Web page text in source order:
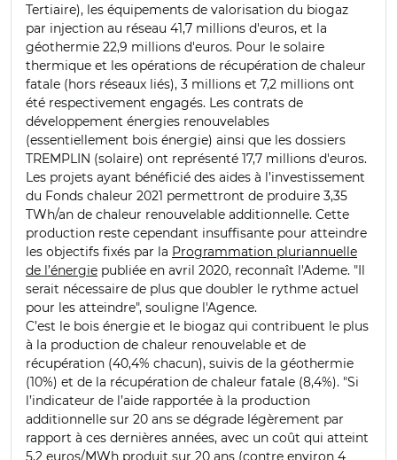
Tertiaire), les équipements de valorisation du biogaz
par injection au réseau 41,7 millions d'euros, et la
géothermie 22,9 millions d'euros. Pour le solaire
thermique et les opérations de récupération de chaleur
fatale (hors réseaux liés), 3 millions et 7,2 millions ont
été respectivement engagés. Les contrats de
développement énergies renouvelables
(essentiellement bois énergie) ainsi que les dossiers
TREMPLIN (solaire) ont représenté 17,7 millions d'euros.
Les projets ayant bénéficié des aides à l’investissement
du Fonds chaleur 2021 permettront de produire 3,35
TWh/an de chaleur renouvelable additionnelle. Cette
production reste cependant insuffisante pour atteindre
les objectifs fixés par la Programmation pluriannuelle
de l’énergie publiée en avril 2020, reconnaît l'Ademe. "Il
serait nécessaire de plus que doubler le rythme actuel
pour les atteindre", souligne l'Agence.
C’est le bois énergie et le biogaz qui contribuent le plus
à la production de chaleur renouvelable et de
récupération (40,4% chacun), suivis de la géothermie
(10%) et de la récupération de chaleur fatale (8,4%). "Si
l’indicateur de l’aide rapportée à la production
additionnelle sur 20 ans se dégrade légèrement par
rapport à ces dernières années, avec un coût qui atteint
5,2 euros/MWh produit sur 20 ans (contre environ 4